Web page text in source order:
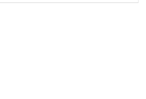
por